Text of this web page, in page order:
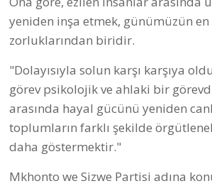
yeniden inşa etmek, günümüzün
zorluklarından biridir.
"Dolayısıyla solun karşı karşıya
görev psikolojik ve ahlaki bir
arasında hayal gücünü yeniden
toplumların farklı şekilde
daha göstermektir."
Mkhonto we Sizwe Partisi adına